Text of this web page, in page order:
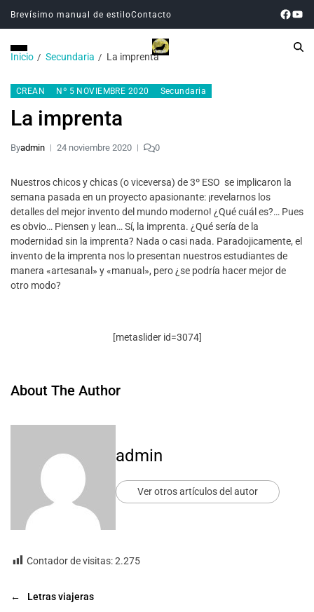
Brevísimo manual de estiloContacto
Inicio Secundaria La imprenta
CREAN Nº 5 NOVIEMBRE 2020 Secundaria
La imprenta
Byadmin 24 noviembre 2020 0
Nuestros chicos y chicas (o viceversa) de 3º ESO se implicaron la
semana pasada en un proyecto apasionante: ¡revelarnos los
detalles del mejor invento del mundo moderno! ¿Qué cuál es?… Pues
es obvio… Piensen y lean… Sí, la imprenta. ¿Qué sería de la
modernidad sin la imprenta? Nada o casi nada. Paradojicamente, el
invento de la imprenta nos lo presentan nuestros estudiantes de
manera «artesanal» y «manual», pero ¿se podría hacer mejor de
otro modo?
[metaslider id=3074]
About The Author
admin
Ver otros artículos del autor
Contador de visitas:2.275
←
Letras viajeras